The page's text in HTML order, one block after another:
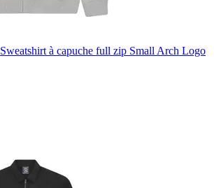
Sweatshirt à capuche full zip Small Arch Logo